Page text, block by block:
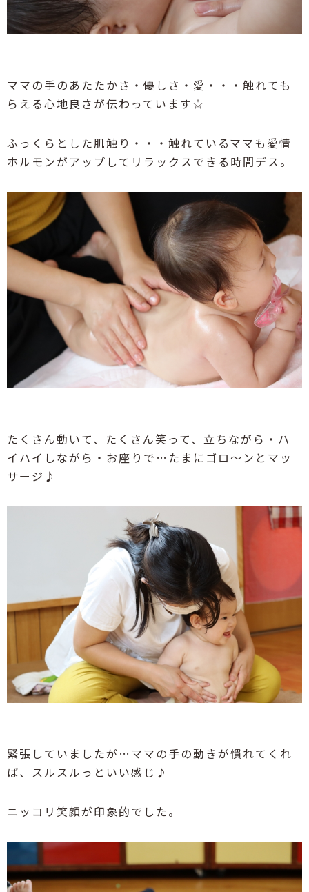
ママの手のあたたかさ・優しさ・愛・・・触れても
らえる心地良さが伝わっています☆
ふっくらとした肌触り・・・触れているママも愛情
ホルモンがアップしてリラックスできる時間デス。
たくさん動いて、たくさん笑って、立ちながら・ハ
イハイしながら・お座りで…たまにゴロ～ンとマッ
サージ♪
緊張していましたが…ママの手の動きが慣れてくれ
ば、スルスルっといい感じ♪
ニッコリ笑顔が印象的でした。